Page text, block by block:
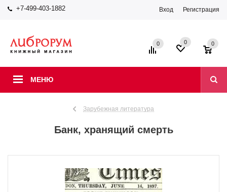
+7-499-403-1882 Вход Регистрация
МЕНЮ
0 0 0
Зарубежная литература
Банк, хранящий смерть